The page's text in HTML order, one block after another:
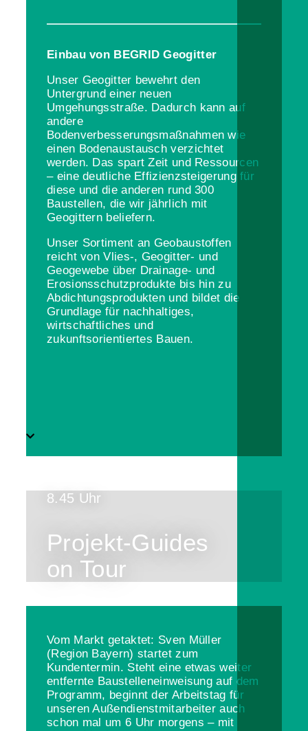
Einbau von BEGRID Geogitter
Unser Geogitter bewehrt den
Untergrund einer neuen
Umgehungsstraße. Dadurch kann auf
andere
Bodenverbesserungsmaßnahmen wie
einen Bodenaustausch verzichtet
werden. Das spart Zeit und Ressourcen
– eine deutliche Effizienzsteigerung für
diese und die anderen rund 300
Baustellen, die wir jährlich mit
Geogittern beliefern.
Unser Sortiment an Geobaustoffen
reicht von Vlies-, Geogitter- und
Geogewebe über Drainage- und
Erosionsschutzprodukte bis hin zu
Abdichtungsprodukten und bildet die
Grundlage für nachhaltiges,
wirtschaftliches und
zukunftsorientiertes Bauen.
8.45 Uhr
Projekt-Guides
on Tour
Vom Markt getaktet: Sven Müller
(Region Bayern) startet zum
Kundentermin. Steht eine etwas weiter
entfernte Baustelleneinweisung auf dem
Programm, beginnt der Arbeitstag für
unseren Außendienstmitarbeiter auch
schon mal um 6 Uhr morgens – mit